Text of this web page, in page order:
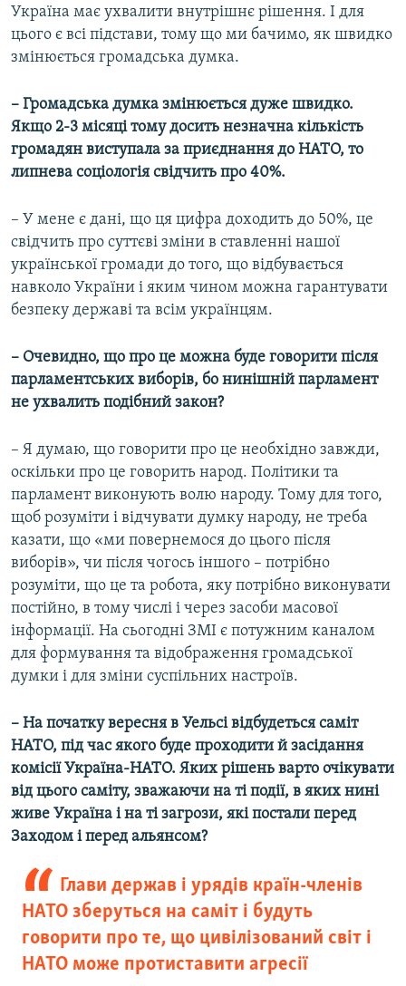
Україна має ухвалити внутрішнє рішення. І для
цього є всі підстави, тому що ми бачимо, як швидко
змінюється громадська думка.
– Громадська думка змінюється дуже швидко.
Якщо 2-3 місяці тому досить незначна кількість
громадян виступала за приєднання до НАТО, то
липнева соціологія свідчить про 40%.
– У мене є дані, що ця цифра доходить до 50%, це
свідчить про суттєві зміни в ставленні нашої
української громади до того, що відбувається
навколо України і яким чином можна гарантувати
безпеку державі та всім українцям.
– Очевидно, що про це можна буде говорити після
парламентських виборів, бо нинішній парламент
не ухвалить подібний закон?
– Я думаю, що говорити про це необхідно завжди,
оскільки про це говорить народ. Політики та
парламент виконують волю народу. Тому для того,
щоб розуміти і відчувати думку народу, не треба
казати, що «ми повернемося до цього після
виборів», чи після чогось іншого – потрібно
розуміти, що це та робота, яку потрібно виконувати
постійно, в тому числі і через засоби масової
інформації. На сьогодні ЗМІ є потужним каналом
для формування та відображення громадської
думки і для зміни суспільних настроїв.
– На початку вересня в Уельсі відбудеться саміт
НАТО, під час якого буде проходити й засідання
комісії Україна-НАТО. Яких рішень варто очікувати
від цього саміту, зважаючи на ті події, в яких нині
живе Україна і на ті загрози, які постали перед
Заходом і перед альянсом?
Глави держав і урядів країн-членів
НАТО зберуться на саміт і будуть
говорити про те, що цивілізований світ і
НАТО може протиставити агресії